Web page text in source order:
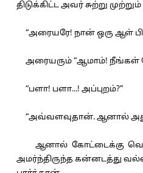
திடுக்கிட்ட அவர் சுற்று
“அரையரே! நான் ஒரு ஆள்
அரையரும் “ஆமாம்! நீங்கள்
“பளா! பளா...! அப்புறம்?”
“அவ்வளவுதான். ஆனால்
ஆனால் கோட்டைக்கு
அமர்ந்திருந்த கன்னடத்து